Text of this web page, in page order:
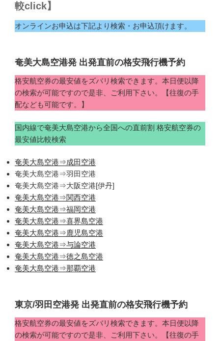
較click】
オンラインお申込は下記より検索・お申込頂けます。
奄美大島空港発 出発直前の格安飛行機予約
格安航空券の最安値をズバリ検索できます。本日便以降
の検索が可能ですので是非、ご利用下さい。【往復の手
配なども可能です。】
国内線で奄美大島空港から全国への直前割 格安航空券の
最安値比較検索
奄美大島空港⇒成田空港
奄美大島空港⇒羽田空港
奄美大島空港⇒大阪空港[伊丹]
奄美大島空港⇒関西空港
奄美大島空港⇒福岡空港
奄美大島空港⇒喜界島空港
奄美大島空港⇒鹿児島空港
奄美大島空港⇒与論空港
奄美大島空港⇒徳之島空港
奄美大島空港⇒那覇空港
東京/羽田空港発 出発直前の格安飛行機予約
格安航空券の最安値をズバリ検索できます。本日便以降
の検索が可能ですので是非、ご利用下さい。【往復の手